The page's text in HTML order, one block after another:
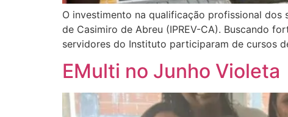
O investimento na qualificação profissional
de Casimiro de Abreu (IPREV-CA). Buscando
servidores do Instituto participaram de cursos
EMulti no Junho Violeta